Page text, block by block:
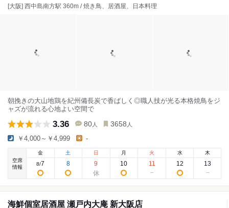
[大阪] 西中島南方駅 360m / 焼き鳥、居酒屋、日本料理
朝挽きの大山地鶏を紀州備長炭で香ばしく◎職人技が光る本格焼鳥をジ
ャズが流れる心地よい空間で
3.36 80 人 3658 人
￥4,000～￥4,999 -
空席
情報
金
8/7
土
8
日
9
月
10
火
11
水
12
木
13
海鮮個室居酒屋 瀬戸内大庵 新大阪店